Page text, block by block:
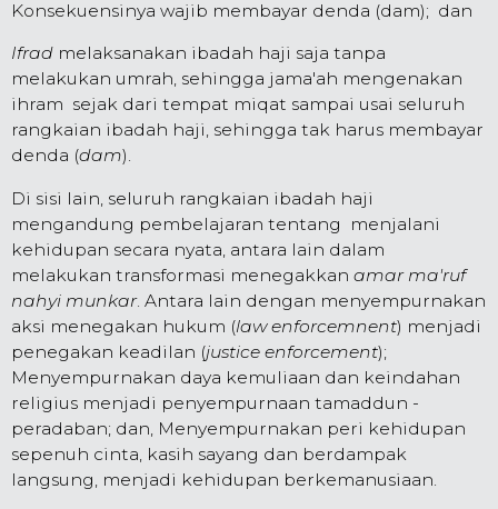
Konsekuensinya wajib membayar denda (dam); dan
Ifrad melaksanakan ibadah haji saja tanpa
melakukan umrah, sehingga jama'ah mengenakan
ihram sejak dari tempat miqat sampai usai seluruh
rangkaian ibadah haji, sehingga tak harus membayar
denda (dam).
Di sisi lain, seluruh rangkaian ibadah haji
mengandung pembelajaran tentang menjalani
kehidupan secara nyata, antara lain dalam
melakukan transformasi menegakkan amar ma'ruf
nahyi munkar. Antara lain dengan menyempurnakan
aksi menegakan hukum (law enforcemnent) menjadi
penegakan keadilan (justice enforcement);
Menyempurnakan daya kemuliaan dan keindahan
religius menjadi penyempurnaan tamaddun -
peradaban; dan, Menyempurnakan peri kehidupan
sepenuh cinta, kasih sayang dan berdampak
langsung, menjadi kehidupan berkemanusiaan.